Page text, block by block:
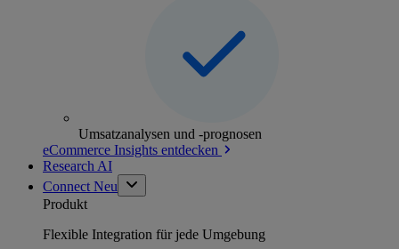
Umsatzanalysen und -prognosen
eCommerce Insights entdecken
Research AI
Connect Neu
Produkt
Flexible Integration für jede Umgebung